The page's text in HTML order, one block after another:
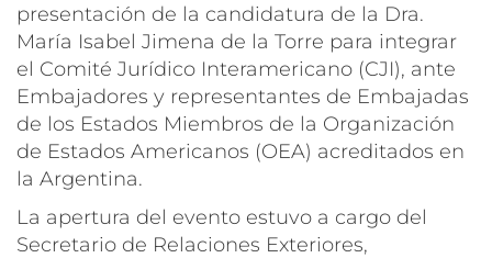
presentación de la candidatura de la Dra.
María Isabel Jimena de la Torre para integrar
el Comité Jurídico Interamericano (CJI), ante
Embajadores y representantes de Embajadas
de los Estados Miembros de la Organización
de Estados Americanos (OEA) acreditados en
la Argentina.
La apertura del evento estuvo a cargo del
Secretario de Relaciones Exteriores,